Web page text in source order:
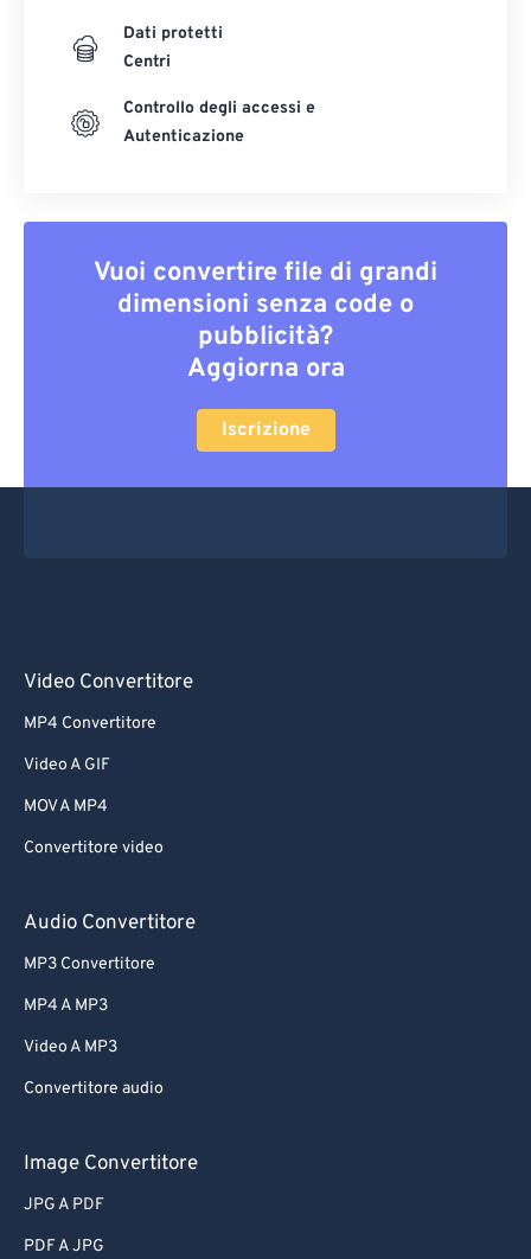
Dati protetti
Centri
Controllo degli accessi e
Autenticazione
Vuoi convertire file di grandi
dimensioni senza code o
pubblicità?
Aggiorna ora
Iscrizione
Video Convertitore
MP4 Convertitore
Video A GIF
MOV A MP4
Convertitore video
Audio Convertitore
MP3 Convertitore
MP4 A MP3
Video A MP3
Convertitore audio
Image Convertitore
JPG A PDF
PDF A JPG